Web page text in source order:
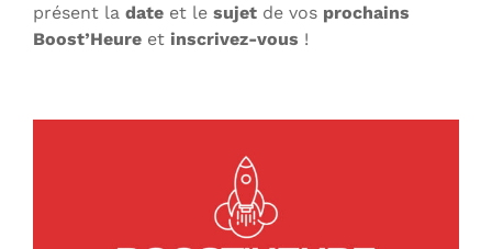
présent la dateet le sujetde vos prochains
Boost’Heure et inscrivez-vous !